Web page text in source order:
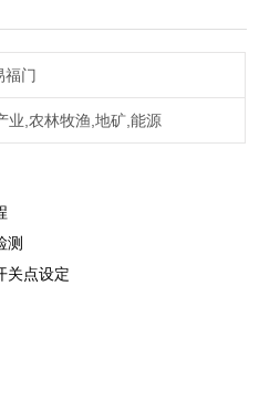
福门
业,农林牧渔,地矿,能源
测
关点设定